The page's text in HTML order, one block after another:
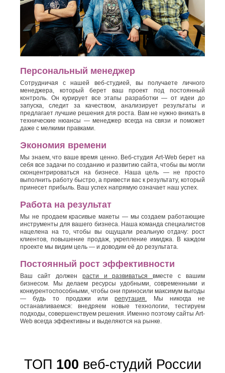
Персональный менеджер
Сотрудничая с нашей веб-студией, вы получаете личного
менеджера, который берет ваш проект под постоянный
контроль. Он курирует все этапы разработки — от идеи до
запуска, следит за качеством, анализирует результаты и
предлагает лучшие решения для роста. Вам не нужно вникать в
технические нюансы — менеджер всегда на связи и поможет
даже с мелкими правками.
Экономия времени
Мы знаем, что ваше время ценно. Веб-студия Art-Web берет на
себя все задачи по созданию и развитию сайта, чтобы вы могли
сконцентрироваться на бизнесе. Наша цель — не просто
выполнить работу быстро, а привести вас к результату, который
принесет прибыль. Ваш успех напрямую означает наш успех.
Работа на результат
Мы не продаем красивые макеты — мы создаем работающие
инструменты для вашего бизнеса. Наша команда специалистов
нацелена на то, чтобы вы ощущали реальную отдачу: рост
клиентов, повышение продаж, укрепление имиджа. В каждом
проекте мы видим цель — и доводим её до результата.
Постоянный рост эффективности
Ваш сайт должен расти и развиватьсявместе с вашим
бизнесом. Мы делаем ресурсы удобными, современными и
конкурентоспособными, чтобы они приносили максимум выгоды
— будь то продажи илирепутация. Мы никогда не
останавливаемся: внедряем новые технологии, тестируем
подходы, совершенствуем решения. Именно поэтому сайты Art-
Web всегда эффективны и выделяются на рынке.
ТОП 100 веб-студий России